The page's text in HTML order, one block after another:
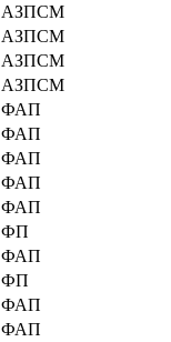
АЗПСМ
АЗПСМ
АЗПСМ
АЗПСМ
ФАП
ФАП
ФАП
ФАП
ФАП
ФП
ФАП
ФП
ФАП
ФАП